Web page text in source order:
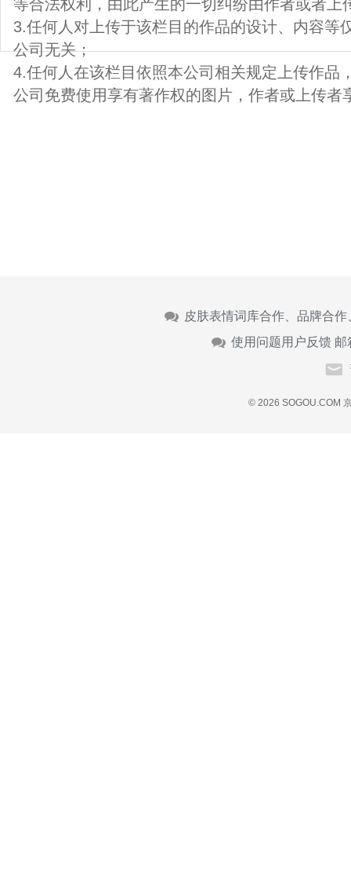
等合法权利，由此产生的一切纠纷由作者或者上
3.任何人对上传于该栏目的作品的设计、内容等
公司无关；
4.任何人在该栏目依照本公司相关规定上传作品
公司免费使用享有著作权的图片，作者或上传者
皮肤表情词库合作、品牌合
使用问题用户反馈 邮
© 2026 SOGOU.COM